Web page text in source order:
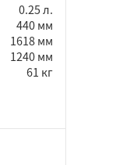
0.25 л.
440 мм
1618 мм
1240 мм
61 кг